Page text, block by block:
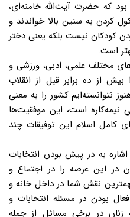
که حضرت آیت‌الله خامنه‌ای،
کردن به سنین بالا خواندند و
کودکان نیست بلکه یعنی دختر
است.
مختلف علمی، ادبی، ورزشی و
از ده برابر قبل از انقلاب
نتوانسته‌ایم کشور را به معنی
نیمه‌کاره است، این موفقیت‌ها
اسلام این توفیقات چند
اشاره به در پیش بودن انتخابات
بانوان در این عرصه را در اجتماع و
نقش شما در داخل خانه و
بودن در مسئله انتخابات و
در برخی مسائل از جمله